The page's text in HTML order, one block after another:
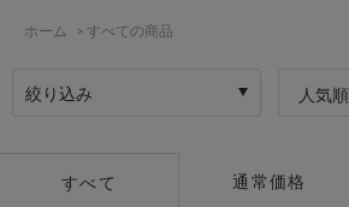
ホーム > すべての商品
絞り込み 人気順
すべて 通常価格